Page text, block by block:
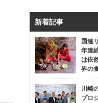
新着記事
国連
年連
は依
界の
川崎
プロ